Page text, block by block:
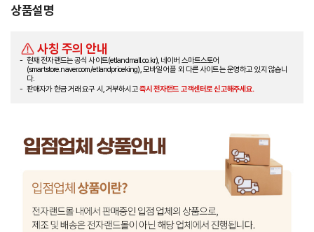
상품설명
사칭 주의 안내
현재 전자랜드는 공식 사이트(etlandmall.co.kr), 네이버 스마트스토어
(smartstore.naver.com/etlandpriceking), 모바일 어플 외 다른 사이트는 운영하고 있지 않습니
다.
판매자가 현금 거래 요구 시, 거부하시고즉시 전자랜드 고객센터로 신고해주세요.